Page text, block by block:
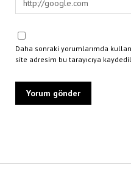
Daha sonraki yorumlarımda
site adresim bu tarayıcıya